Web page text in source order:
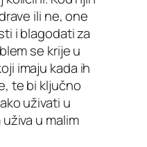
ili ne, one
i blagodati za
se krije u
imaju kada ih
te bi ključno
uživati u
u malim